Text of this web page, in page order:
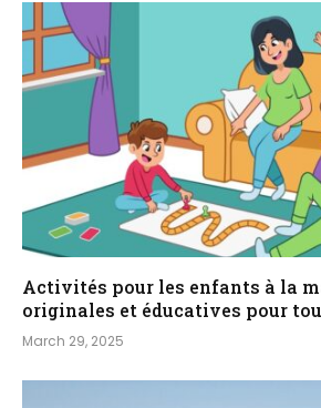
Activités pour les enfants à la
originales et éducatives pour
March 29, 2025